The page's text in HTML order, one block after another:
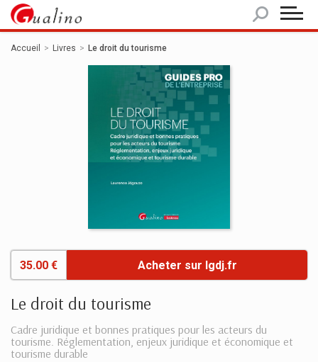
Accueil Livres Le droit du tourisme
35.00 € Acheter sur lgdj.fr
Le droit du tourisme
Cadre juridique et bonnes pratiques pour les acteurs du
tourisme. Réglementation, enjeux juridique et économique et
tourisme durable
Panneau de gestion des cookies